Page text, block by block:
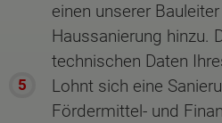
einen unserer
Haussanierung hinzu.
technischen Daten
Lohnt sich eine
Fördermittel- und